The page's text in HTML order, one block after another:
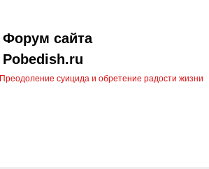
Форум сайта
Pobedish.ru
Преодоление суицида и обретение радости жизни